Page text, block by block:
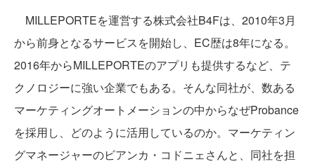
MILLEPORTEを運営する株式会社B4Fは、2010年3月
から前身となるサービスを開始し、EC歴は8年になる。
2016年からMILLEPORTEのアプリも提供するなど、テ
クノロジーに強い企業でもある。そんな同社が、数ある
マーケティングオートメーションの中からなぜProbance
を採用し、どのように活用しているのか。マーケティン
グマネージャーのビアンカ・コドニェさんと、同社を担